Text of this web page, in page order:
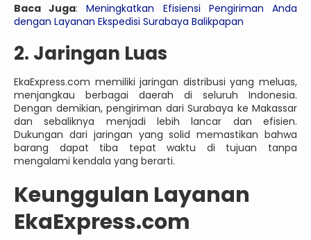
Baca Juga:Meningkatkan Efisiensi Pengiriman Anda
dengan Layanan Ekspedisi Surabaya Balikpapan
2. Jaringan Luas
EkaExpress.com memiliki jaringan distribusi yang meluas,
menjangkau berbagai daerah di seluruh Indonesia.
Dengan demikian, pengiriman dari Surabaya ke Makassar
dan sebaliknya menjadi lebih lancar dan efisien.
Dukungan dari jaringan yang solid memastikan bahwa
barang dapat tiba tepat waktu di tujuan tanpa
mengalami kendala yang berarti.
Keunggulan Layanan
EkaExpress.com